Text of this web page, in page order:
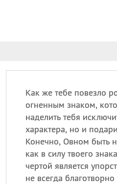
Как же тебе повезло
огненным знаком,
наделить тебя
характера, но и
Конечно, Овном быть
как в силу твоего
чертой является
не всегда